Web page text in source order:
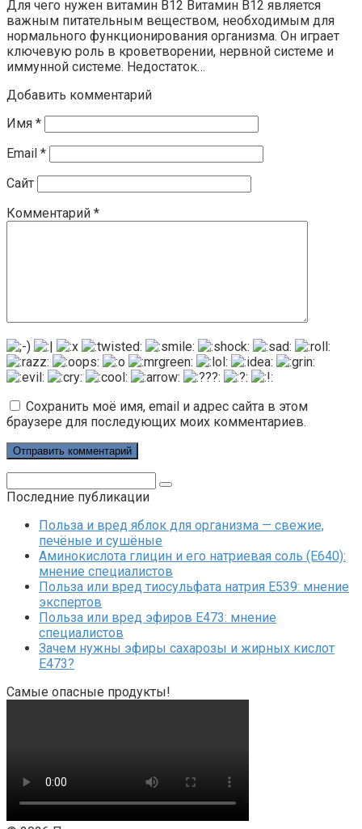
Для чего нужен витамин B12 Витамин В12 является
важным питательным веществом, необходимым для
нормального функционирования организма. Он играет
ключевую роль в кроветворении, нервной системе и
иммунной системе. Недостаток…
Добавить комментарий
Имя *
Email *
Сайт
Комментарий *
Сохранить моё имя, email и адрес сайта в этом
браузере для последующих моих комментариев.
Последние публикации
Польза и вред яблок для организма — свежие,
печёные и сушёные
Аминокислота глицин и его натриевая соль (Е640):
мнение специалистов
Польза или вред тиосульфата натрия Е539: мнение
экспертов
Польза или вред эфиров Е473: мнение
специалистов
Зачем нужны эфиры сахарозы и жирных кислот
Е473?
Самые опасные продукты!